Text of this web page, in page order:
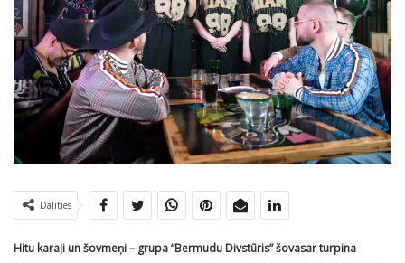
Dalīties
Hitu karaļi un šovmeņi – grupa “Bermudu Divstūris” šovasar turpina